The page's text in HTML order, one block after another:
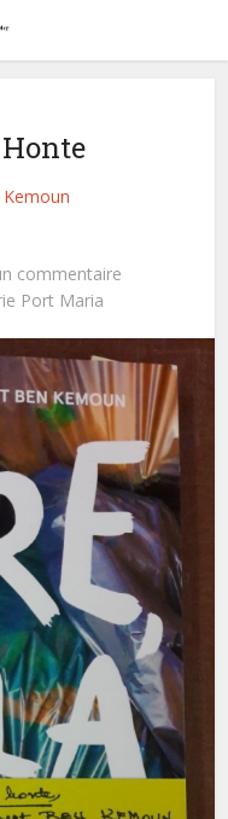
commentaire
Port Maria